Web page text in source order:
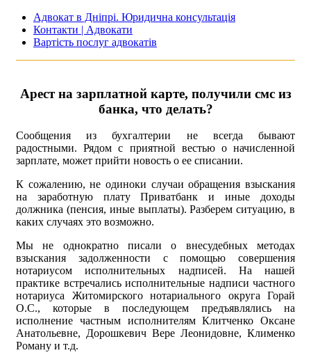
Адвокат в Дніпрі. Юридична консультація
Контакти | Адвокати
Вартість послуг адвокатів
Арест на зарплатной карте, получили смс из
банка, что делать?
Сообщения из бухгалтерии не всегда бывают
радостными. Рядом с приятной вестью о начисленной
зарплате, может прийти новость о ее списании.
К сожалению, не одиноки случаи обращения взыскания
на заработную плату Приватбанк и иные доходы
должника (пенсия, иные выплаты). Разберем ситуацию, в
каких случаях это возможно.
Мы не однократно писали о внесудебных методах
взыскания задолженности с помощью совершения
нотариусом исполнительных надписей. На нашей
практике встречались исполнительные надписи частного
нотариуса Житомирского нотариального округа Горай
О.С., которые в последующем предъявлялись на
исполнение частным исполнителям Клитченко Оксане
Анатольевне, Дорошкевич Вере Леонидовне, Клименко
Роману и т.д.